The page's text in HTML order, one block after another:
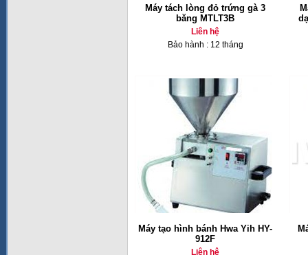
Máy tách lòng đỏ trứng gà 3
băng MTLT3B
Liên hệ
Bảo hành : 12 tháng
Máy tạo hình bánh Hwa Yih HY-
912F
Liên hệ